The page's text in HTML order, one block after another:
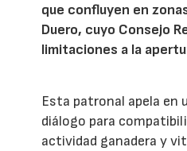
que confluyen en
Duero, cuyo Consejo
limitaciones a la
Esta patronal apela en
diálogo para
actividad ganadera y